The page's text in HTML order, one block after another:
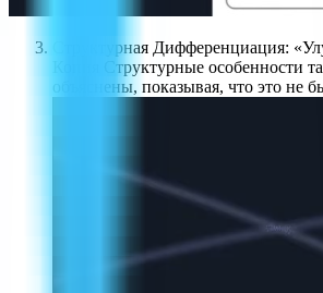
Структурная Дифференциация:
Копия Структурные особенности
объяснены, показывая, что это не